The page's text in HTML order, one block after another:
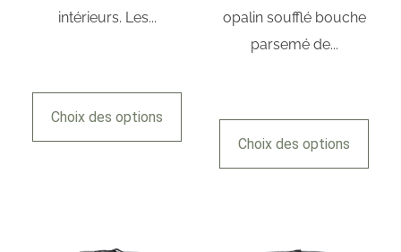
intérieurs. Les...
Choix des options
opalin soufflé bouche
parsemé de...
Choix des options